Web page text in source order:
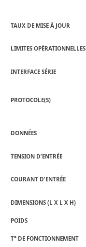
TAUX DE MISE À JOUR
LIMITES OPÉRATIONNELLES
INTERFACE SÉRIE
PROTOCOLE(S)
DONNÉES
TENSION D’ENTRÉE
COURANT D’ENTRÉE
DIMENSIONS (L X L X H)
POIDS
T° DE FONCTIONNEMENT